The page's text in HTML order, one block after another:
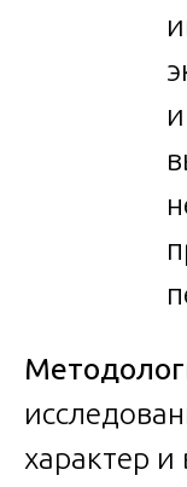
характер и